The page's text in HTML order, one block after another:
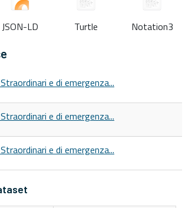
JSON-LD Turtle Notation3
e di emergenza...
e di emergenza...
e di emergenza...